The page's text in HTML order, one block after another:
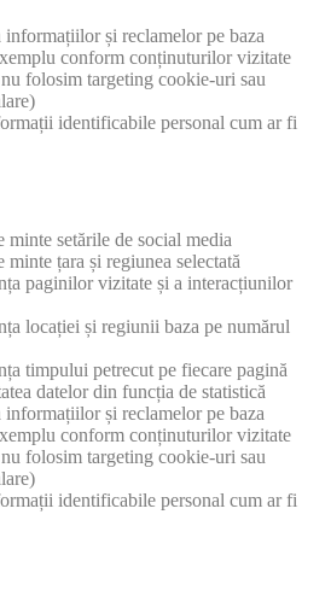
informațiilor și reclamelor pe baza
conform conținuturilor vizitate
folosim targeting cookie-uri sau
identificabile personal cum ar fi
setările de social media
țara și regiunea selectată
paginilor vizitate și a interacțiunilor
locației și regiunii baza pe numărul
timpului petrecut pe fiecare pagină
datelor din funcția de statistică
informațiilor și reclamelor pe baza
conform conținuturilor vizitate
folosim targeting cookie-uri sau
identificabile personal cum ar fi